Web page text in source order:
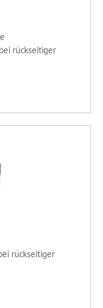
rückseitiger
rückseitiger